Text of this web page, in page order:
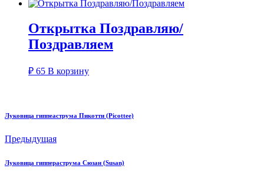
Открытка Поздравляю/
Поздравляем
₽ 65 В корзину
Луковица гиппеаструма Пикотти (Picottee)
Предыдущая
Луковица гиппераструма Сюзан (Susan)